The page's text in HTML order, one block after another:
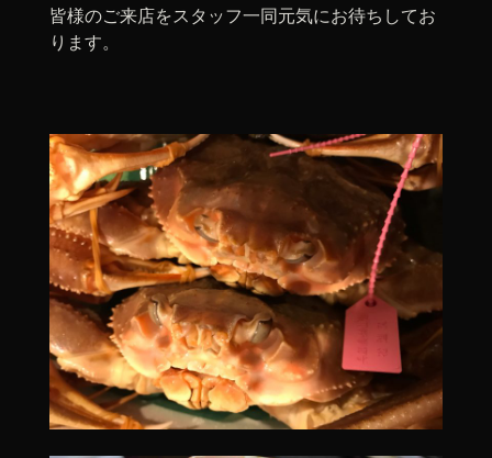
皆様のご来店をスタッフ一同元気にお待ちしてお
ります。